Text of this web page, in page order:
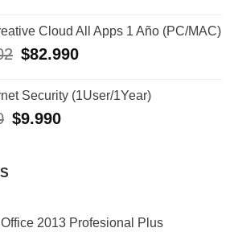
era:
$119.000.
es:
$15.990.
Cloud All Apps 1 Año (PC/MAC)
El
era:
$408.102.
$82.990El
es:
Security (1User/1Year)
El
$9.990El
2013 Profesional Plus